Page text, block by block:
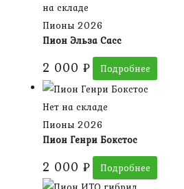
на складе
Пионы 2026
Пион Эльза Сасс
2 000 ₽ Подробнее
Нет на складе
Пионы 2026
Пион Генри Бокстос
2 000 ₽ Подробнее